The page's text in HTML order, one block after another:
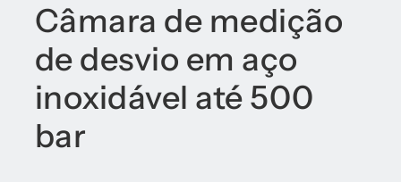
Câmara de medição
de desvio em aço
inoxidável até 500
bar